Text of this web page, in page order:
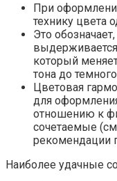
При
технику цвета
Это
который
тона до
Цветовая
для
отношению к
сочетаемые
рекомендации
Наиболее удачные